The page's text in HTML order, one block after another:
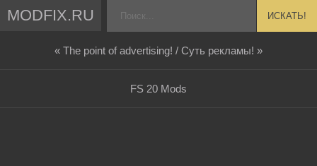
MODFIX.RU ИСКАТЬ!
« The point of advertising! / Суть рекламы! »
FS 20 Mods